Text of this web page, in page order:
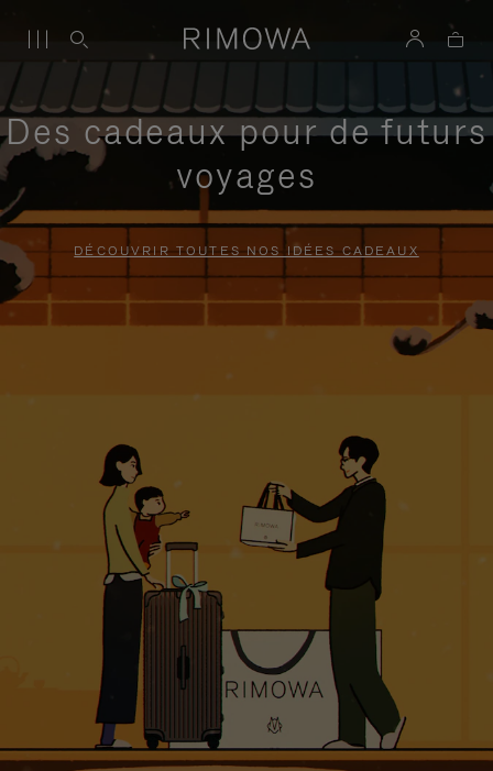
Des cadeaux pour de futurs
voyages
DÉCOUVRIR TOUTES NOS IDÉES CADEAUX